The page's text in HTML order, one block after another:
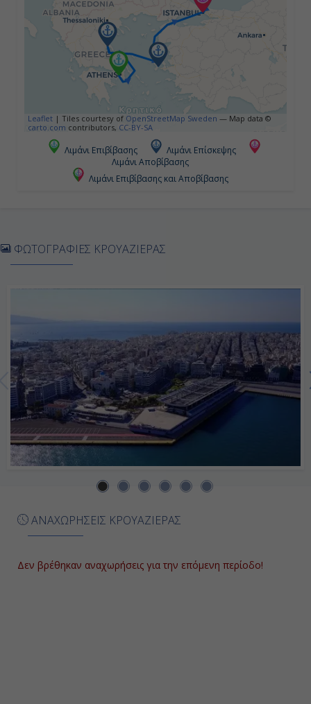
Κωστάντζα, Ρουμανία
06:00
17:00
Ημέρα 6η
Κωνσταντινούπολη, Τουρκία
08:00
Διανυκτέρευση
Κωνσταντινούπολη, Τουρκία
Leaflet | Tiles courtesy of OpenStreetMap Sweden — Map data ©
carto.com contributors, CC-BY-SA
Λιμάνι Επιβίβασης
Λιμάνι Επίσκεψης
Λιμάνι Αποβίβασης
Λιμάνι Επιβίβασης και Αποβίβασης
ΑΝΑΧΩΡΗΣΕΙΣ ΚΡΟΥΑΖΙΕΡΑΣ
Δεν βρέθηκαν αναχωρήσεις για την επόμενη περίοδο!
ΦΩΤΟΓΡΑΦΙΕΣ ΚΡΟΥΑΖΙΕΡΑΣ